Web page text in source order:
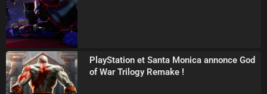
PlayStation et Santa Monica annonce God
of War Trilogy Remake !